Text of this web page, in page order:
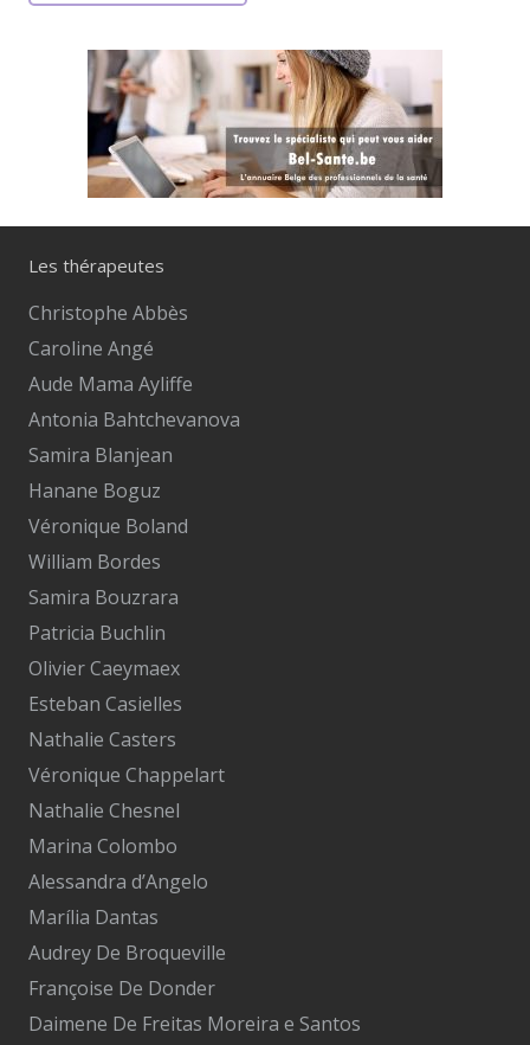
Les thérapeutes
Christophe Abbès
Caroline Angé
Aude Mama Ayliffe
Antonia Bahtchevanova
Samira Blanjean
Hanane Boguz
Véronique Boland
William Bordes
Samira Bouzrara
Patricia Buchlin
Olivier Caeymaex
Esteban Casielles
Nathalie Casters
Véronique Chappelart
Nathalie Chesnel
Marina Colombo
Alessandra d’Angelo
Marília Dantas
Audrey De Broqueville
Françoise De Donder
Daimene De Freitas Moreira e Santos